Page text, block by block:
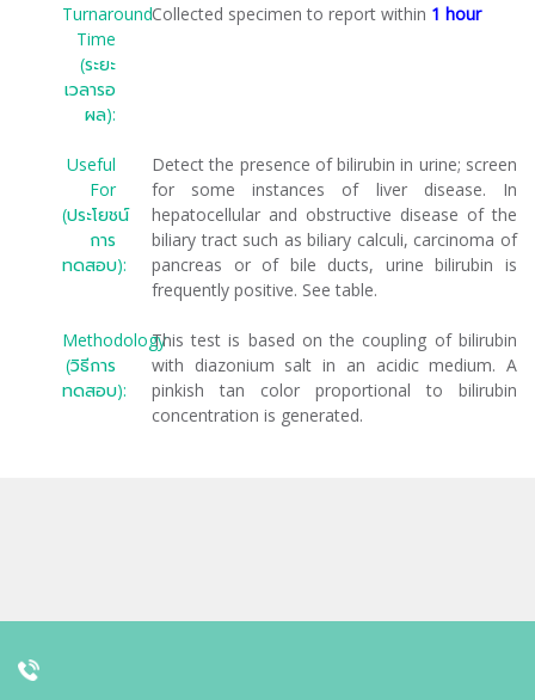
Turnaround
Time
(ระยะ
เวลารอ
ผล):
Collected specimen to report within 1 hour
Useful
For
(ประโยชน์
การ
ทดสอบ):
Detect the presence of bilirubin in urine; screen
for some instances of liver disease. In
hepatocellular and obstructive disease of the
biliary tract such as biliary calculi, carcinoma of
pancreas or of bile ducts, urine bilirubin is
frequently positive. See table.
Methodology
(วิธีการ
ทดสอบ):
This test is based on the coupling of bilirubin
with diazonium salt in an acidic medium. A
pinkish tan color proportional to bilirubin
concentration is generated.